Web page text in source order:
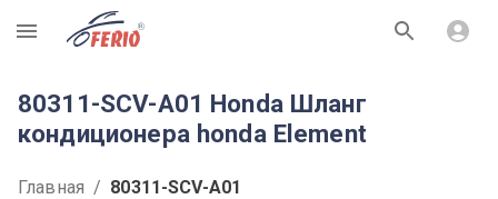
R
80311-SCV-A01 Honda Шланг
кондиционера honda Element
Главная / 80311-SCV-A01